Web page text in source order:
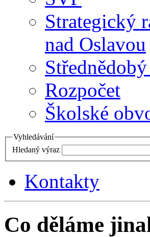
Strategický
nad Oslavou
Rozpočet
Školské
Vyhledávání
Hledaný výraz
Kontakty
Co děláme